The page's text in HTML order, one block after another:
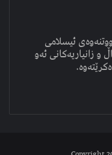
ئیسلامی
زانیاریەکانی ئەو